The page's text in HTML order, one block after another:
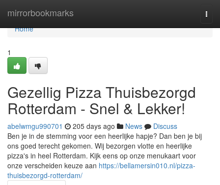
mirrorbookmarks
Home
Home
1
Gezellig Pizza Thuisbezorgd
Rotterdam - Snel & Lekker!
abelwmgu990701 205 days ago News
Discuss
Ben je in de stemming voor een heerlijke hapje? Dan ben je bij
ons goed terecht gekomen. Wij bezorgen vlotte en heerlijke
pizza's in heel Rotterdam. Kijk eens op onze menukaart voor
onze verscheiden keuze aan https://bellamersin010.nl/pizza-
thuisbezorgd-rotterdam/